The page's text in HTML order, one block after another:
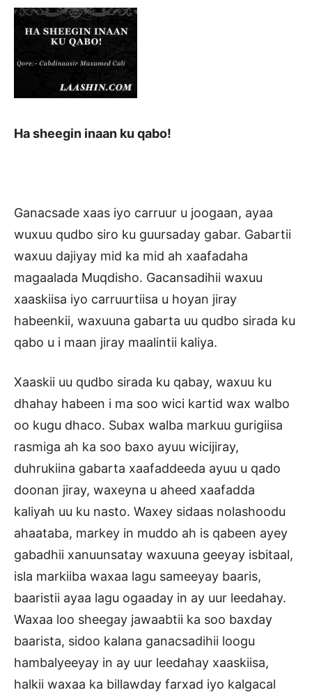
Ha sheegin inaan ku qabo!
Ganacsade xaas iyo carruur u joogaan, ayaa
wuxuu qudbo siro ku guursaday gabar. Gabartii
waxuu dajiyay mid ka mid ah xaafadaha
magaalada Muqdisho. Gacansadihii waxuu
xaaskiisa iyo carruurtiisa u hoyan jiray
habeenkii, waxuuna gabarta uu qudbo sirada ku
qabo u i maan jiray maalintii kaliya.
Xaaskii uu qudbo sirada ku qabay, waxuu ku
dhahay habeen i ma soo wici kartid wax walbo
oo kugu dhaco. Subax walba markuu gurigiisa
rasmiga ah ka soo baxo ayuu wicijiray,
duhrukiina gabarta xaafaddeeda ayuu u qado
doonan jiray, waxeyna u aheed xaafadda
kaliyah uu ku nasto. Waxey sidaas nolashoodu
ahaataba, markey in muddo ah is qabeen ayey
gabadhii xanuunsatay waxuuna geeyay isbitaal,
isla markiiba waxaa lagu sameeyay baaris,
baaristii ayaa lagu ogaaday in ay uur leedahay.
Waxaa loo sheegay jawaabtii ka soo baxday
baarista, sidoo kalana ganacsadihii loogu
hambalyeeyay in ay uur leedahay xaaskiisa,
halkii waxaa ka billawday farxad iyo kalgacal